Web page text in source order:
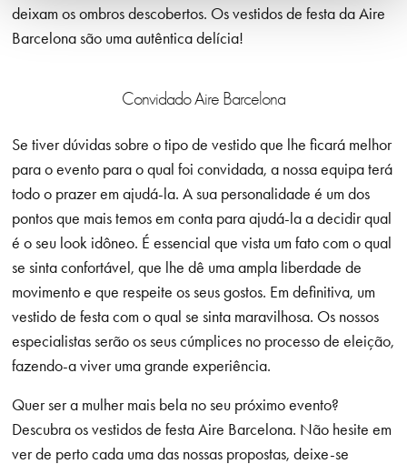
deixam os ombros descobertos. Os vestidos de festa da Aire
Barcelona são uma autêntica delícia!
Convidado Aire Barcelona
Se tiver dúvidas sobre o tipo de vestido que lhe ficará melhor
para o evento para o qual foi convidada, a nossa equipa terá
todo o prazer em ajudá-la. A sua personalidade é um dos
pontos que mais temos em conta para ajudá-la a decidir qual
é o seu look idôneo. É essencial que vista um fato com o qual
se sinta confortável, que lhe dê uma ampla liberdade de
movimento e que respeite os seus gostos. Em definitiva, um
vestido de festa com o qual se sinta maravilhosa. Os nossos
especialistas serão os seus cúmplices no processo de eleição,
fazendo-a viver uma grande experiência.
Quer ser a mulher mais bela no seu próximo evento?
Descubra os vestidos de festa Aire Barcelona. Não hesite em
ver de perto cada uma das nossas propostas, deixe-se